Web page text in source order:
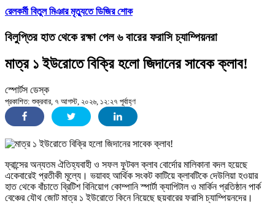
রেলকর্মী বিতুল মিঞার মৃত্যুতে ডিজির শোক
বিলুপ্তির হাত থেকে রক্ষা পেল ৬ বারের ফরাসি চ্যাম্পিয়নরা
মাত্র ১ ইউরোতে বিক্রি হলো জিদানের সাবেক ক্লাব!
স্পোর্টস ডেস্ক
প্রকাশিত: শুক্রবার, ৭ আগস্ট, ২০২৬, ১২:২৭ পূর্বাহ্ণ
ফ্রান্সের অন্যতম ঐতিহ্যবাহী ও সফল ফুটবল ক্লাব বোর্দোর মালিকানা বদল হয়েছে
একেবারেই প্রতীকী মূল্যে। ভয়াবহ আর্থিক সংকট কাটিয়ে ক্লাবটিকে দেউলিয়া হওয়ার
হাত থেকে বাঁচাতে ব্রিটিশ বিনিয়োগ কোম্পানি স্পার্টা ক্যাপিটাল ও মার্কিন প্রতিষ্ঠান পার্ক
বেঞ্চের যৌথ জোট মাত্র ১ ইউরোতে কিনে নিয়েছে ছয়বারের ফরাসি চ্যাম্পিয়নদের।